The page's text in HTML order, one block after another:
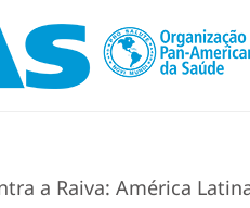
a Raiva: América